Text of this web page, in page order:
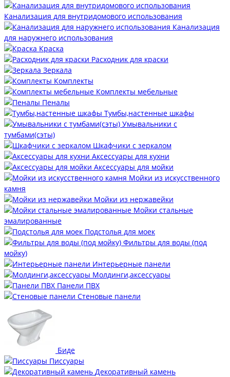
Канализация для внутридомового использования
Канализация
для наружнего использования
Краска
Расходник для краски
Зеркала
Комплекты
Комплекты мебельные
Пеналы
Тумбы,настенные шкафы
Умывальники с
тумбами(сэты)
Шкафчики с зеркалом
Аксессуары для кухни
Аксессуары для мойки
Мойки из искусственного
камня
Мойки из нержавейки
Мойки стальные
эмалированные
Подстолья для моек
Фильтры для воды (под
мойку)
Интерьерные панели
Молдинги,аксессуары
Панели ПВХ
Стеновые панели
Биде
Писсуары
Декоративный камень